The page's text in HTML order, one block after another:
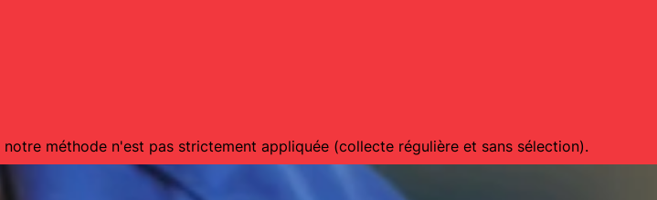
méthode n'est pas strictement appliquée (collecte régulière et sans sélection).